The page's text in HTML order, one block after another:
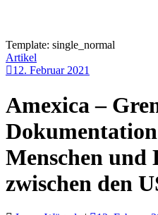
Template: single_normal
Artikel
12. Februar 2021
Amexica –
Menschen und
zwischen den